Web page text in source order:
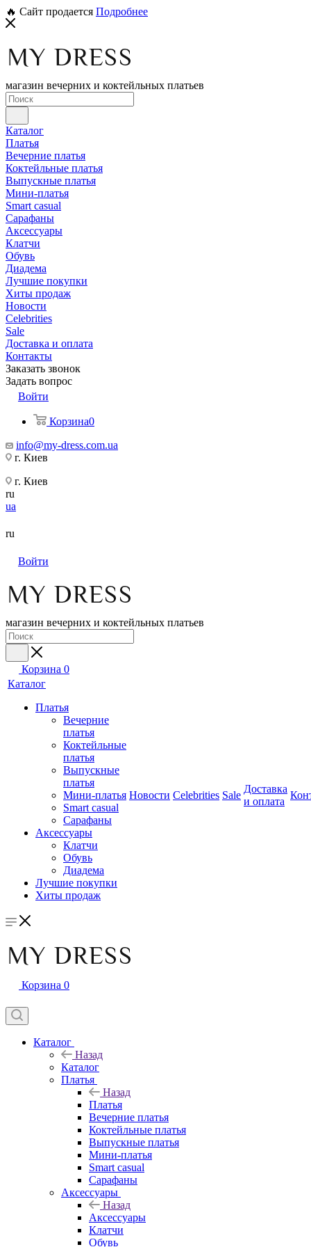
🔥 Сайт продается Подробнее
магазин вечерних и коктейльных платьев
Каталог
Платья
Вечерние платья
Коктейльные платья
Выпускные платья
Мини-платья
Smart casual
Сарафаны
Аксессуары
Клатчи
Обувь
Диадема
Лучшие покупки
Хиты продаж
Новости
Celebrities
Sale
Доставка и оплата
Контакты
Заказать звонок
Задать вопрос
Войти
Корзина0
info@my-dress.com.ua
г. Киев
г. Киев
ru
ua
ru
Войти
магазин вечерних и коктейльных платьев
Корзина 0
Каталог
Платья
Вечерние
платья
Коктейльные
платья
Выпускные
платья
Мини-платья
Smart casual
Сарафаны
Аксессуары
Клатчи
Обувь
Диадема
Лучшие покупки
Хиты продаж
Новости Celebrities Sale
Доставка
и оплата
Корзина 0
Каталог
Назад
Каталог
Платья
Назад
Платья
Вечерние платья
Коктейльные платья
Выпускные платья
Мини-платья
Smart casual
Сарафаны
Аксессуары
Назад
Аксессуары
Клатчи
Обувь